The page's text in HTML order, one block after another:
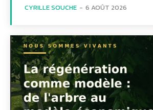
CYRILLE SOUCHE - 6 AOÛT 2026